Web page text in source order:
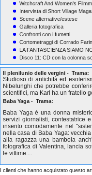
Witchcraft And Women's
Intervista di Short Village
Scene alternative/estese
Galleria fotografica
Confronti con i fumetti
Cortometraggi di Corrado
LA FANTASCIENZA SIAMO
Disco 11: CD con la colonna
Il plenilunio delle vergini - Trama:
Studioso di antichità ed
Nibelunghi che potrebbe
scientifici, ma Karl ha un fratello
Baba Yaga - Trama:
Baba Yaga è una donna
servizi giornalisti, contestatrice
inserito comodamente nel
nella casa di Baba Yaga:
alla ragazza una bambola
fotografica di Valentina, lancia
le vittime....
I clienti che hanno acquistato questo